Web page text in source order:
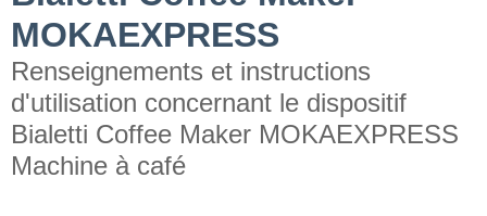
MOKAEXPRESS
Renseignements et instructions
d'utilisation concernant le dispositif
Bialetti Coffee Maker MOKAEXPRESS
Machine à café